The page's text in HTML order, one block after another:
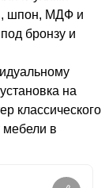
шпон, МДФ и
бронзу и
на
классического
мебели в